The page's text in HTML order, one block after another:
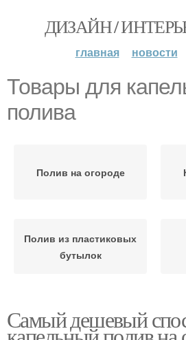
ДИЗАЙН /
главная новости
Товары для
полива
Полив на огороде
Полив из пластиковых
бутылок
Полив в закрытом
грунте
Самый дешевый